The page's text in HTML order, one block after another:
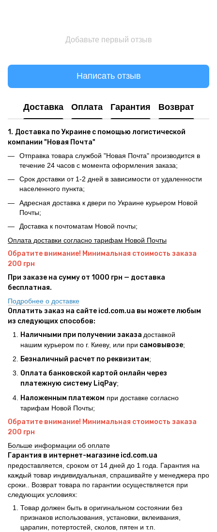
Добавьте первый отзыв
Написать отзыв
Доставка Оплата Гарантия Возврат
1. Доставка по Украине с помощью логистической
компании "Новая Почта"
Отправка товара службой "Новая Почта" производится в
течение 24 часов с момента оформления заказа;
Срок доставки от 1-2 дней в зависимости от удаленности
населенного пункта;
Адресная доставка к двери по Украине курьером Новой
Почты;
Доставка к почтоматам Новой почты;
Оплата доставки согласно тарифам Новой Почты
Обратите внимание! Минимальная стоимость заказа
200 грн
При заказе на сумму от 1000 грн — доставка
бесплатная.
Подробнее о доставке
Оплатить заказ на сайте icd.com.ua вы можете любым
из следующих способов:
Наличными при получении заказа доставкой
нашим курьером по г. Киеву, или при самовывозе;
Безналичный расчет по реквизитам;
Оплата банковской картой онлайн через
платежную систему LiqPay;
Наложенным платежом при доставке согласно
тарифам Новой Почты;
Обратите внимание! Минимальная стоимость заказа
200 грн
Больше информации об оплате
Гарантия в интернет-магазине icd.com.ua
предоставляется, сроком от 14 дней до 1 года. Гарантия на
каждый товар индивидуальная, спрашивайте у менеджера про
сроки.. Возврат товара по гарантии осуществляется при
следующих условиях:
Товар должен быть в оригинальном состоянии без
признаков использования, установки, вклеивания,
царапин, потертостей, сколов, пятен и т.п.